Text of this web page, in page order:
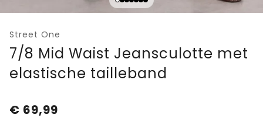
Street One
7/8 Mid Waist Jeansculotte met
elastische tailleband
€ 69,99